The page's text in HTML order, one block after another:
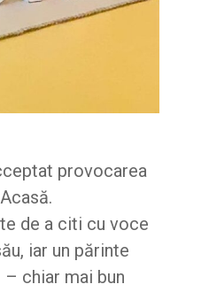
provocarea
de a citi cu voce
iar un părinte
chiar mai bun